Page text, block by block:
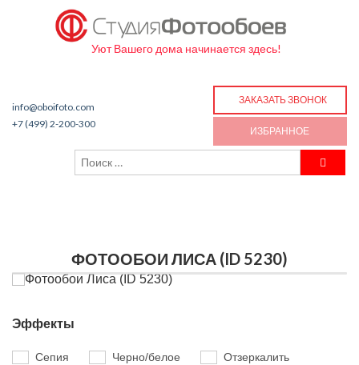
Уют Вашего дома начинается здесь!
info@oboifoto.com
+7 (499) 2-200-300
ЗАКАЗАТЬ ЗВОНОК
ИЗБРАННОЕ
ФОТООБОИ ЛИСА (ID 5230)
Эффекты
Сепия Черно/белое
Отзеркалить